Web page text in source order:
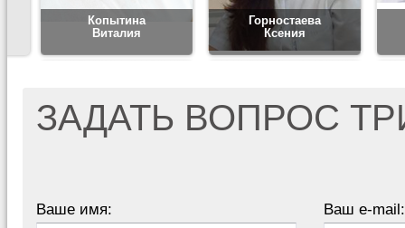
Копытина
Виталия
Горностаева
Ксения
ЗАДАТЬ ВОПРОС
Ваше имя: Ваш e-mail: